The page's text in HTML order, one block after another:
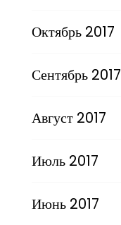
Октябрь 2017
Сентябрь 2017
Август 2017
Июль 2017
Июнь 2017